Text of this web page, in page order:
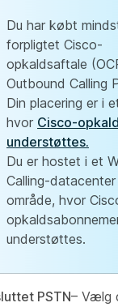
Du har købt
forpligtet Cisco-
opkaldsaftale
Outbound Calling
Din placering er i
hvor Cisco-
understøttes.
Du er hostet i et
Calling-
område, hvor
understøttes.
PSTN– Vælg